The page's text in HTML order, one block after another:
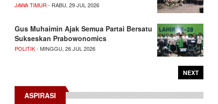
JAWA TIMUR - RABU, 29 JUL 2026
Gus Muhaimin Ajak Semua Partai Bersatu
Sukseskan Prabowonomics
POLITIK- MINGGU, 26 JUL 2026
NEXT
ASPIRASI